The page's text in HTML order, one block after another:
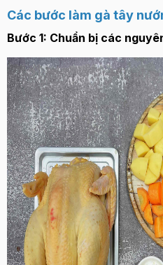
Các bước làm gà tây
Bước 1: Chuẩn bị các